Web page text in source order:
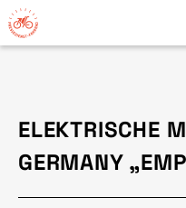
ELEKTRISCHE
GERMANY